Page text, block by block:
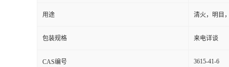
用途 清火，明目
包装规格 来电详谈
CAS编号 3615-41-6